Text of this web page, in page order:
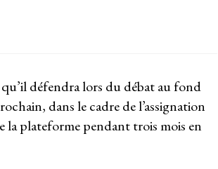
défendra lors du débat au fond
dans le cadre de l’assignation
la plateforme pendant trois mois en